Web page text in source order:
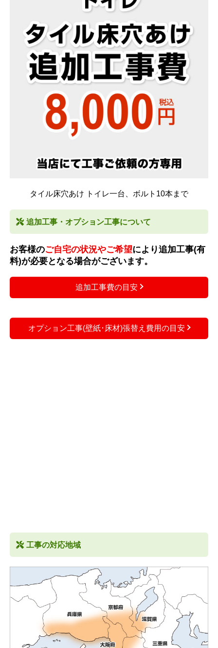
タイル床穴あけ トイレ一台、ボルト10本まで
追加工事・オプション工事について
お客様のご自宅の状況やご希望により追加工事(有
料)が必要となる場合がございます。
追加工事費の目安
オプション工事(壁紙･床材)張替え費用の目安
工事の対応地域